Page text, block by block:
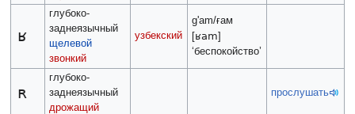
ʁ
глубоко-
заднеязычный
щелевой
звонкий
узбекский
g'am/ғам
[ʁam]
‘беспокойство’
ʀ
глубоко-
заднеязычный
дрожащий
прослушать